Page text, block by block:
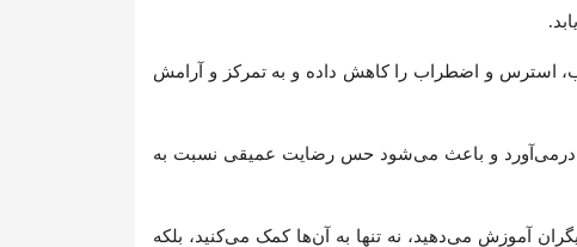
استرس و اضطراب را کاهش داده و به تمرکز و آرامش
درمی‌آورد و باعث می‌شود حس رضایت عمیقی نسبت به
آموزش می‌دهید، نه تنها به آن‌ها کمک می‌کنید، بلکه